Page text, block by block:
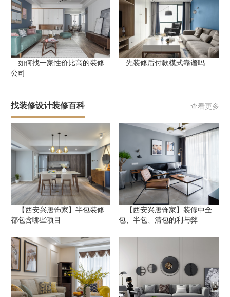
如何找一家性价比高的装修
公司
先装修后付款模式靠谱吗
找装修设计装修百科 查看更多
【西安兴唐饰家】半包装修
都包含哪些项目
【西安兴唐饰家】装修中全
包、半包、清包的利与弊